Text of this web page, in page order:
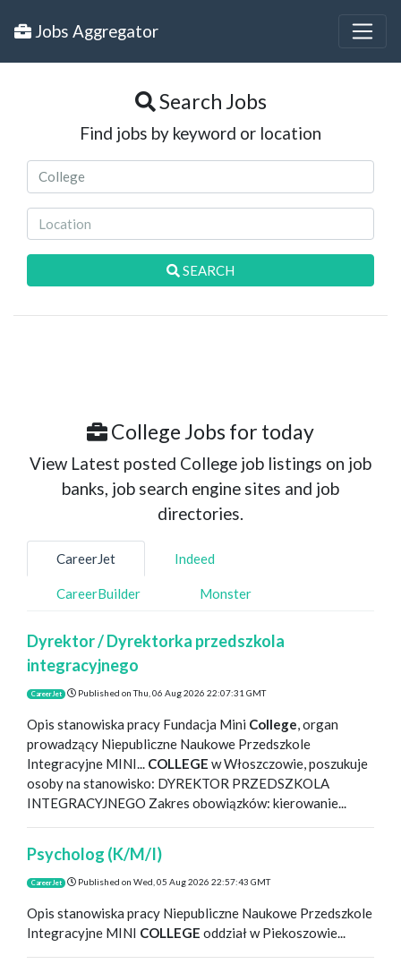
Jobs Aggregator
Search Jobs
Find jobs by keyword or location
SEARCH
College Jobs for today
View Latest posted College job listings on job
banks, job search engine sites and job
directories.
CareerJet Indeed
CareerBuilder Monster
Dyrektor / Dyrektorka przedszkola
integracyjnego
CareerJet Published onThu, 06 Aug 2026 22:07:31 GMT
Opis stanowiska pracy Fundacja Mini College, organ
prowadzący Niepubliczne Naukowe Przedszkole
Integracyjne MINI... COLLEGE w Włoszczowie, poszukuje
osoby na stanowisko: DYREKTOR PRZEDSZKOLA
INTEGRACYJNEGO Zakres obowiązków: kierowanie...
Psycholog (K/M/I)
CareerJet Published on Wed, 05 Aug 2026 22:57:43 GMT
Opis stanowiska pracy Niepubliczne Naukowe Przedszkole
Integracyjne MINI COLLEGE oddział w Piekoszowie...